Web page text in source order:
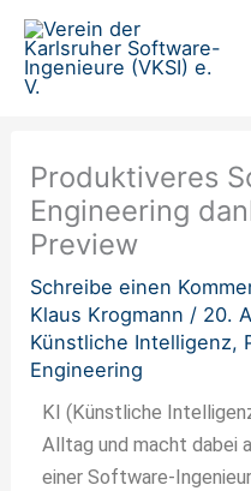
Zum
Inhalt
springen
Produktiveres
Engineering
Preview
Schreibe einen
Klaus Krogmann / 20.
Künstliche Intelligenz,
Engineering
KI (Künstliche
Alltag und macht dabei
einer Software-